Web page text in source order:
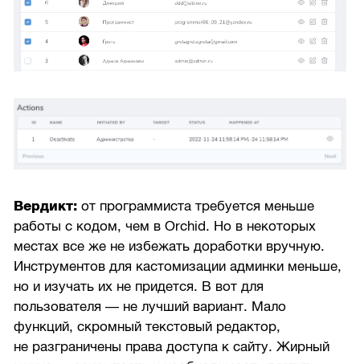
Вердикт: от программиста требуется меньше
работы с кодом, чем в Orchid. Но в некоторых
местах все же не избежать доработки вручную.
Инструментов для кастомизации админки меньше,
но и изучать их не придется. В вот для
пользователя — не лучший вариант. Мало
функций, скромный текстовый редактор,
не разграничены права доступа к сайту. Жирный